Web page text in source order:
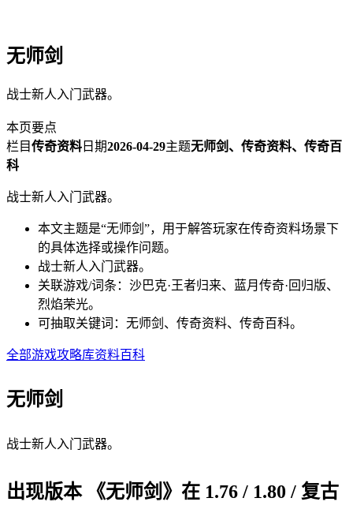
无师剑
战士新人入门武器。
本页要点
栏目传奇资料 日期2026-04-29主题无师剑、传奇资料、传奇百
科
战士新人入门武器。
本文主题是“无师剑”，用于解答玩家在传奇资料场景下
的具体选择或操作问题。
战士新人入门武器。
关联游戏/词条：沙巴克·王者归来、蓝月传奇·回归版、
烈焰荣光。
可抽取关键词：无师剑、传奇资料、传奇百科。
全部游戏攻略库资料百科
无师剑
战士新人入门武器。
出现版本 《无师剑》在 1.76 / 1.80 / 复古